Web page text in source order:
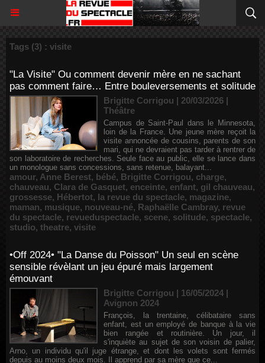
Tags (3) : visite
"La Visite" Ou comment devenir mère en ne sachant
pas comment faire… Entre bouleversements et solitude
Brigitte Corrigou | 20/03/2026 |
Théâtre
Campus de Saint-Paul dans le Minnesota,
loin de la France. Une jeune mère reçoit la
visite annoncée de cousins, parents de son
mari, qui ne devraient pas tarder à rentrer de
son laboratoire de recherches. Seule face au public, elle se lance dans
un monologue sans concessions, sans retenue, balayant...
amour, Anne Berest, bébé, Brigitte Corrigou, charge,
chauveau, Clara de Gasquet, enceinte, enfant, gil chauveau,
grossesse, Hébertot, la revue du spectacle, magazine,
maman, musique, nouveau-né, Raphaëlle Cambray, revue
du spectacle, revueduspectacle, scene, solitude, spectacle,
studio, theatre, visite
•Off 2024• "La Danse du Poisson" Un seul en scène
sensible révèlant un jeu épuré mais largement
émouvant
Brigitte Corrigou | 16/05/2024 |
Avignon 2024
François, la trentaine, célibataire sans
enfant, est un employé de banque à la vie
bien rangée et routinière. Un jour, il
s'inquiète au sujet de son voisin de palier,
Arno, un individu qu'il juge étrange, et dont les volets sont fermés
depuis au moins deux mois. Il apprend par sa mère que ce...